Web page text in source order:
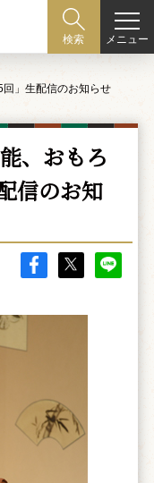
検索 メニュー
」生配信のお知らせ
、おもろ
信のお知